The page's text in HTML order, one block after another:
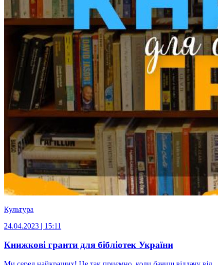
Культура
24.04.2023 | 15:11
Книжкові гранти для бібліотек України